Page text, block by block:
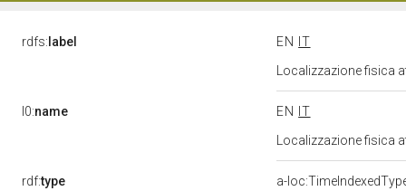
rdfs: label EN
IT
Localizzazione fisica
l0:name EN
IT
Localizzazione fisica
rdf:type
a-